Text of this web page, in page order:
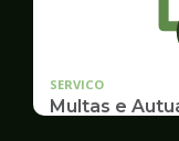
SERVICO
Multas e